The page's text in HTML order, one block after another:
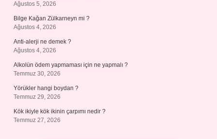
Ağustos 5, 2026
Bilge Kağan Zülkarneyn mi ?
Ağustos 4, 2026
Anti-alerji ne demek ?
Ağustos 4, 2026
Alkolün ödem yapmaması için ne yapmalı ?
Temmuz 30, 2026
Yörükler hangi boydan ?
Temmuz 29, 2026
Kök ikiyle kök ikinin çarpımı nedir ?
Temmuz 27, 2026